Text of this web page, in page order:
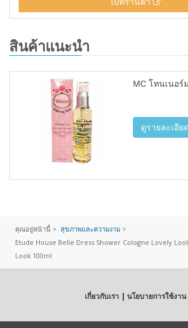
สินค้าแนะนำ
MC โทนเนอร์
ดูรายละเอียด
คุณอยู่หน้านี้ > สุขภาพและความงาม >
Etude House Belle Dress Shower Cologne Lovely
Look 100ml
เกี่ยวกับเรา | นโยบายการใช้งาน